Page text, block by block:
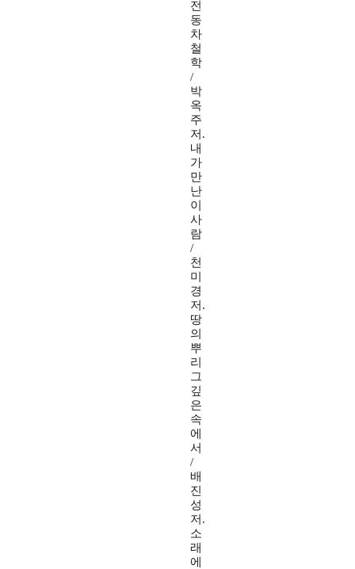
전
동
차
철
학
/
박
옥
주
저.
내
가
만
난
이
사
람
/
천
미
경
저.
땅
의
뿌
리
그
깊
은
속
에
서
/
배
진
성
저.
소
래
에